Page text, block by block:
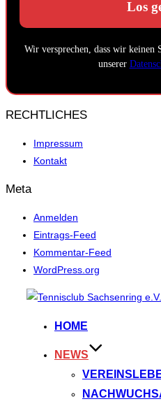
Wir versprechen, dass wir keinen
unserer
RECHTLICHES
Impressum
Kontakt
Meta
Anmelden
Eintrags-Feed
Kommentar-Feed
WordPress.org
HOME
NEWS